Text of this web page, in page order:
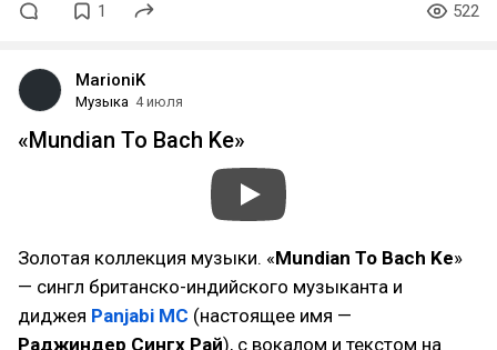
1 522
MarioniK
Музыка 4 июля
«Mundian To Bach Ke»
Золотая коллекция музыки. «Mundian To Bach Ke»
— сингл британско-индийского музыканта и
диджея Panjabi MC (настоящее имя —
Раджиндер Сингх Рай), с вокалом и текстом на